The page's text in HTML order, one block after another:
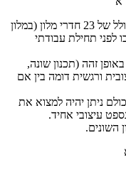
וכך נולדו להם 7 טיפוסי חדרים שונים ובסך כולל של 23 חדרי מלון (במלון
לפני תחילת עבודתי
זהה (תכנון שונה,
ורגשית דומה בין אם
שונים, בכולם ניתן יהיה למצוא את
עיצובי אחיד.
השונים.